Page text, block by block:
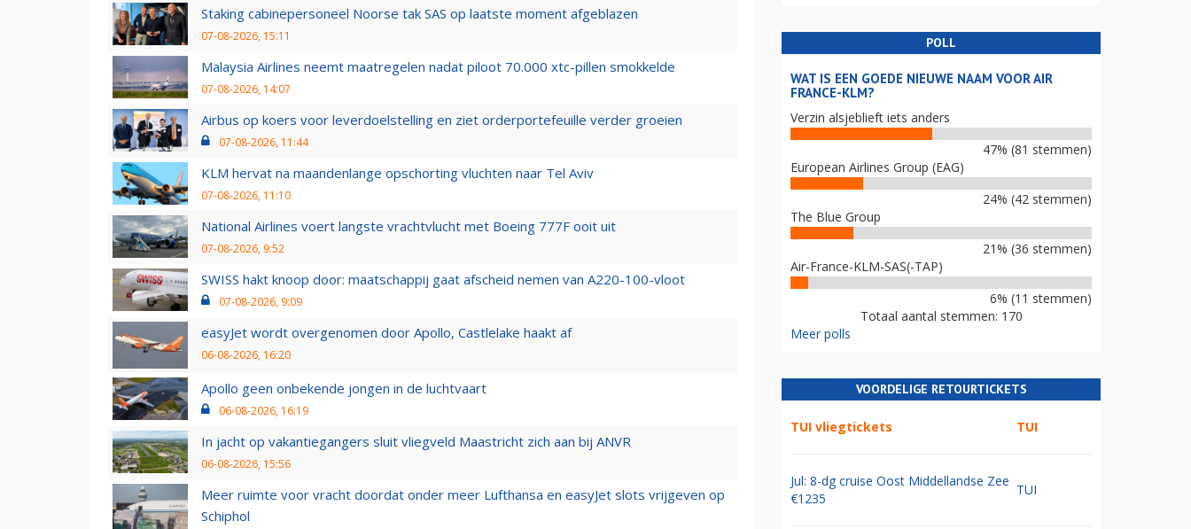
Staking cabinepersoneel Noorse tak SAS op laatste moment afgeblazen
07-08-2026, 15:11
Malaysia Airlines neemt maatregelen nadat piloot 70.000 xtc-pillen smokkelde
07-08-2026, 14:07
Airbus op koers voor leverdoelstelling en ziet orderportefeuille verder groeien
07-08-2026, 11:44
KLM hervat na maandenlange opschorting vluchten naar Tel Aviv
07-08-2026, 11:10
National Airlines voert langste vrachtvlucht met Boeing 777F ooit uit
07-08-2026, 9:52
SWISS hakt knoop door: maatschappij gaat afscheid nemen van A220-100-vloot
07-08-2026, 9:09
easyJet wordt overgenomen door Apollo, Castlelake haakt af
06-08-2026, 16:20
Apollo geen onbekende jongen in de luchtvaart
06-08-2026, 16:19
In jacht op vakantiegangers sluit vliegveld Maastricht zich aan bij ANVR
06-08-2026, 15:56
Meer ruimte voor vracht doordat onder meer Lufthansa en easyJet slots vrijgeven op
Schiphol
POLL
WAT IS EEN GOEDE NIEUWE NAAM VOOR AIR
FRANCE-KLM?
Verzin alsjeblieft iets anders
47% (81 stemmen)
European Airlines Group (EAG)
24% (42 stemmen)
The Blue Group
21% (36 stemmen)
Air-France-KLM-SAS(-TAP)
6% (11 stemmen)
Totaal aantal stemmen: 170
Meer polls
VOORDELIGE RETOURTICKETS
TUI vliegtickets TUI
Jul: 8-dg cruise Oost Middellandse Zee
€1235
TUI